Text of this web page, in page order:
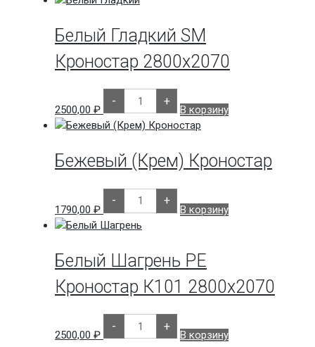
Ува
Древ
Белый Гладкий SM
Кроностар 2800х2070
2500,00 ₽
-
Количество
товара
Белый
Гладкий
SM
2800х2070
+
В корзину
Бежевый (Крем) Кроностар
1790,00 ₽
-
Количество
товара
Бежевый
(Крем)
+
В корзину
Белый Шагрень РЕ
Кроностар К101 2800х2070
2500,00 ₽
-
Количество
товара
Белый
+
В корзину